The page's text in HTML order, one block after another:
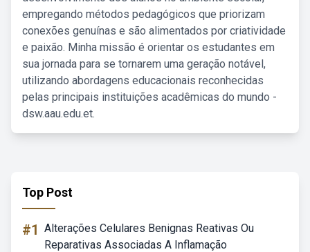
empregando métodos pedagógicos que priorizam
conexões genuínas e são alimentados por criatividade
e paixão. Minha missão é orientar os estudantes em
sua jornada para se tornarem uma geração notável,
utilizando abordagens educacionais reconhecidas
pelas principais instituições acadêmicas do mundo -
dsw.aau.edu.et.
Top Post
#1 Alterações Celulares Benignas Reativas Ou
Reparativas Associadas A Inflamação